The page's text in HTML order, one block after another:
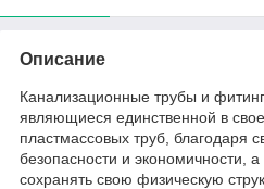
Описание
Канализационные трубы и
являющиеся единственной в
пластмассовых труб, благодаря
безопасности и экономичности, а
сохранять свою физическую